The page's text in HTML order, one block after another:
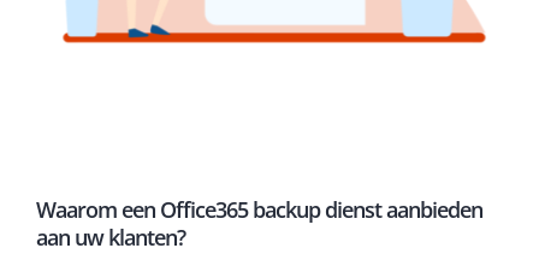
Waarom een Office365 backup dienst aanbieden
aan uw klanten?